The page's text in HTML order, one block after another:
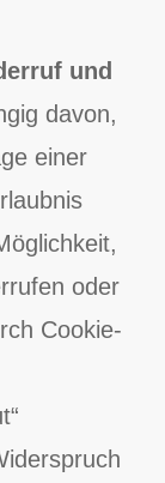
und
davon,
einer
oder
Cookie-